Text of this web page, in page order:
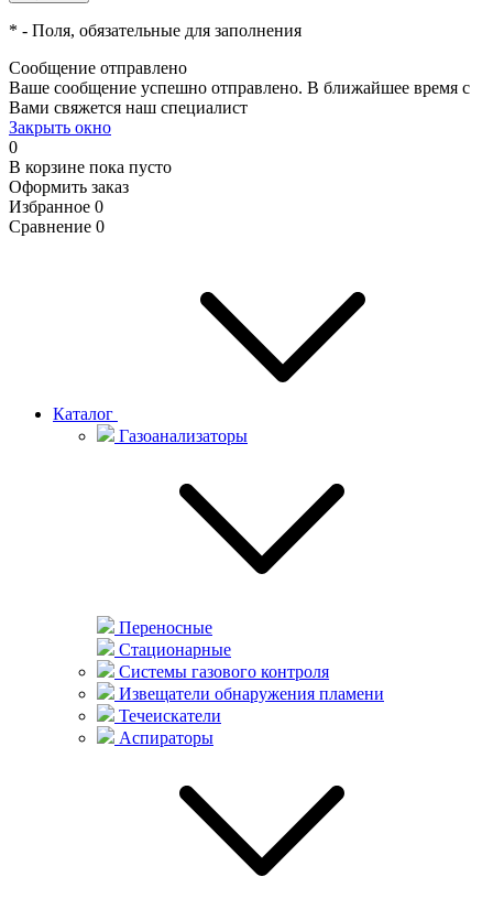
* - Поля, обязательные для заполнения
Сообщение отправлено
Ваше сообщение успешно отправлено. В ближайшее время с
Вами свяжется наш специалист
Закрыть окно
0
В корзине пока пусто
Оформить заказ
Избранное 0
Сравнение 0
Каталог
Газоанализаторы
Переносные
Стационарные
Системы газового контроля
Извещатели обнаружения пламени
Течеискатели
Аспираторы